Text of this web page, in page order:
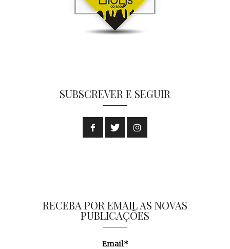
SUBSCREVER E SEGUIR
RECEBA POR EMAIL AS NOVAS
PUBLICAÇÕES
Email*